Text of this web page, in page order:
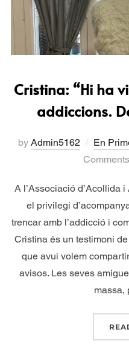
Cristina: “Hi ha
addiccions.
by Admin5162 En
A l’Associació d’Acollida
el privilegi
trencar amb l’addicció i
Cristina és un testimoni
que avui volem
avisos. Les seves